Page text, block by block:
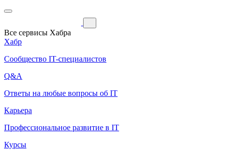
Все сервисы Хабра
Хабр
Сообщество IT-специалистов
Q&A
Ответы на любые вопросы об IT
Карьера
Профессиональное развитие в IT
Курсы